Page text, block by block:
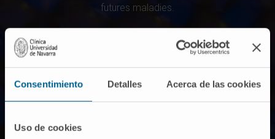
Consentimiento Detalles Acerca de las cookies
Uso de cookies
futures maladies.